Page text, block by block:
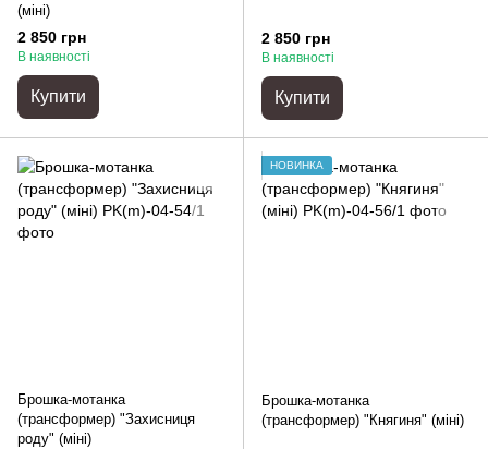
(міні)
2 850 грн
В наявності
Купити
2 850 грн
В наявності
Купити
Брошка-мотанка
(трансформер) "Захисниця
роду" (міні)
НОВИНКА
Брошка-мотанка
(трансформер) "Княгиня" (міні)